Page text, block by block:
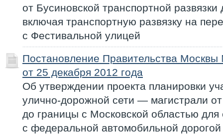
от Бусиновской транспортной
включая транспортную развязку на
с Фестивальной улицей
Постановление Правительства
от 25 декабря 2012 года
Об утверждении проекта планировки
улично-дорожной сети — магистрали
до границы с Московской областью для
с федеральной автомобильной